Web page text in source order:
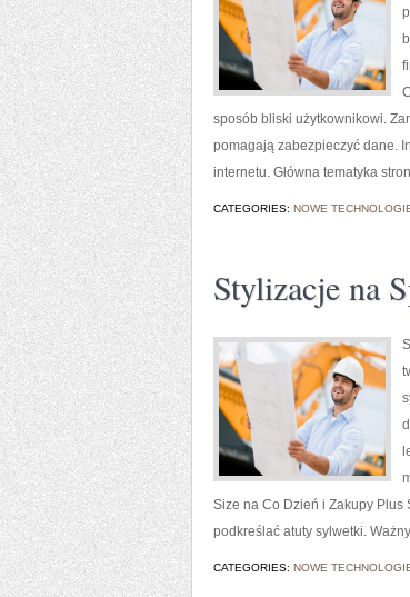
sposób bliski użytkownikowi.
pomagają zabezpieczyć dane.
internetu. Główna tematyka
CATEGORIES: NOWE
Stylizacje na
Size na Co Dzień i Zakupy Plus
podkreślać atuty sylwetki.
CATEGORIES: NOWE